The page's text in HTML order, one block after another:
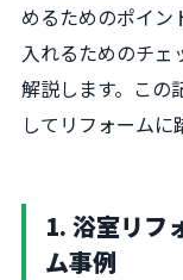
めるためのポイン
入れるためのチェ
解説します。この
してリフォームに
1. 浴室リフ
ム事例